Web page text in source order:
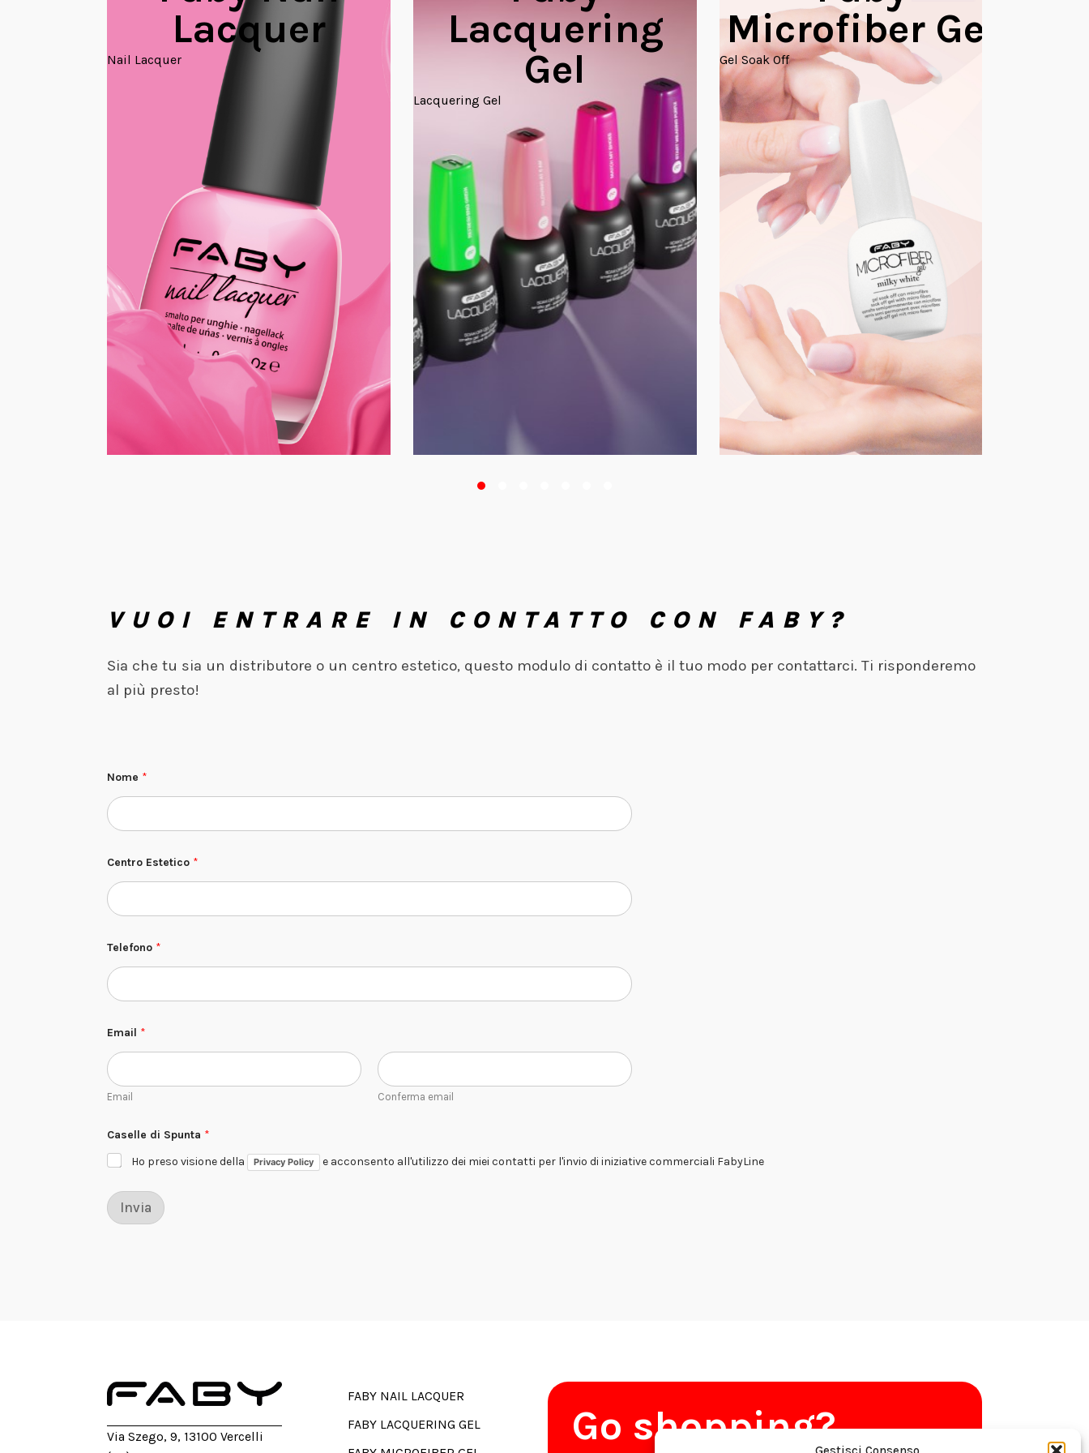
Lacquer
Nail Lacquer
Lacquering
Gel
Lacquering Gel
Microfiber Gel
Gel Soak Off
VUOI ENTRARE IN CONTATTO CON FABY?
Sia che tu sia un distributore o un centro estetico, questo modulo di contatto è il tuo modo per contattarci. Ti risponderemo
al più presto!
Nome *
Centro Estetico *
e
t
r
C
n
t
o
Telefono *
Email *
Email Conferma email
Caselle di Spunta *
Ho preso visione della
Privacy Policy e acconsento all'utilizzo dei miei contatti per l'invio di iniziative commerciali FabyLine
Invia
Via Szego, 9, 13100 Vercelli
FABY NAIL LACQUER
FABY LACQUERING GEL
Go shopping?